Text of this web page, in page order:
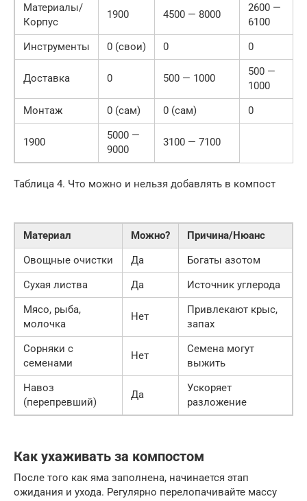
Материалы/
Корпус
1900 4500 — 8000
2600 —
6100
Инструменты
0 (свои) 0 0
Доставка 0 500 — 1000
500 —
1000
Монтаж
0 (сам) 0 (сам) 0
1900
5000 —
9000
3100 — 7100
Таблица 4. Что можно и нельзя добавлять в компост
Материал Можно?
Причина/Нюанс
Овощные очистки
Да
Богаты азотом
Сухая листва
Да
Источник углерода
Мясо, рыба,
молочка
Нет
Привлекают крыс,
запах
Сорняки с
семенами
Нет
Семена могут
выжить
Навоз
(перепревший)
Да
Ускоряет
разложение
Как ухаживать за компостом
После того как яма заполнена, начинается этап
ожидания и ухода. Регулярно перелопачивайте массу